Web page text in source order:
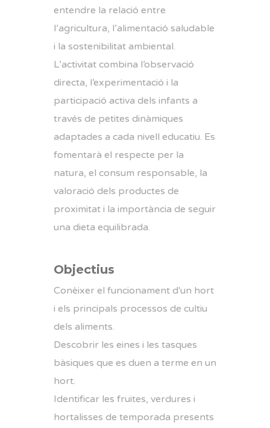
entendre la relació entre
l’agricultura, l’alimentació saludable
i la sostenibilitat ambiental.
L’activitat combina l’observació
directa, l’experimentació i la
participació activa dels infants a
través de petites dinàmiques
adaptades a cada nivell educatiu. Es
fomentarà el respecte per la
natura, el consum responsable, la
valoració dels productes de
proximitat i la importància de seguir
una dieta equilibrada.
Objectius
Conèixer el funcionament d'un hort
i els principals processos de cultiu
dels aliments.
Descobrir les eines i les tasques
bàsiques que es duen a terme en un
hort.
Identificar les fruites, verdures i
hortalisses de temporada presents